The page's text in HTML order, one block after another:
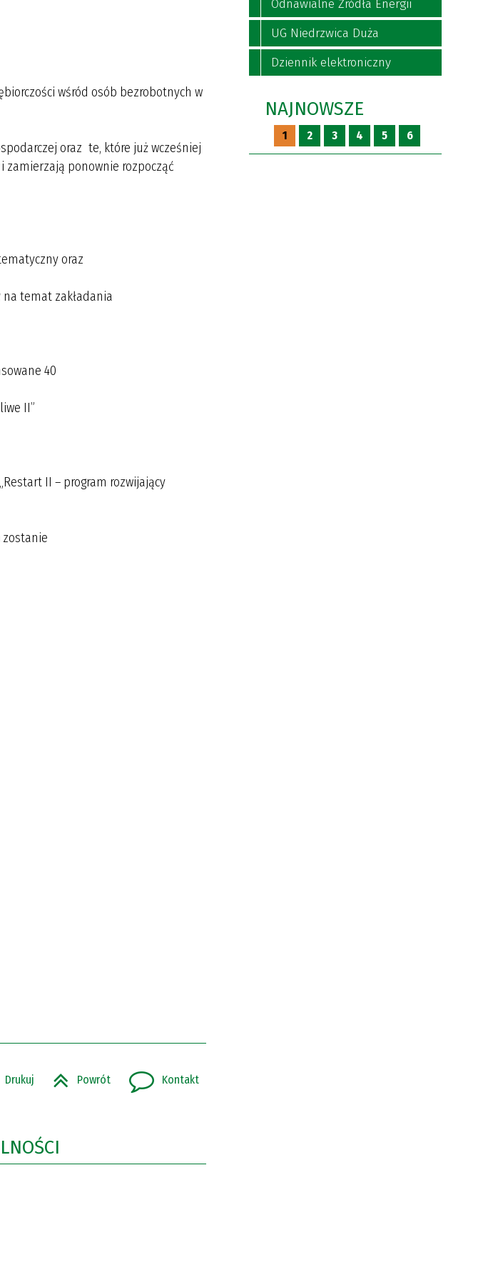
wśród osób bezrobotnych w
oraz te, które już wcześniej
zamierzają ponownie rozpocząć
tematyczny oraz
temat zakładania
40
II”
II – program rozwijający
Drukuj Powrót Kontakt
Odnawialne Źródła Energii
UG Niedrzwica Duża
Dziennik elektroniczny
NAJNOWSZE
1 2 3 4 5 6